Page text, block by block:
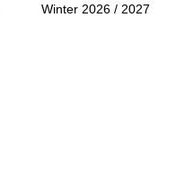
Winter 2026 / 2027